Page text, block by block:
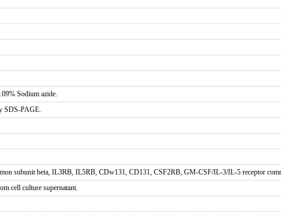
Sodium azide.
SDS-PAGE.
subunit beta, IL3RB, IL5RB, CDw131, CD131, CSF2RB, GM-CSF/IL-3/IL-5 receptor
cell culture supernatant.